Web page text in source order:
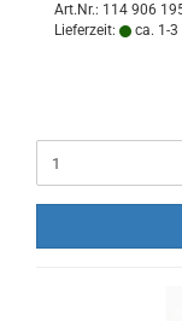
Art.Nr.: 114 906
Lieferzeit:
ca. 1-3